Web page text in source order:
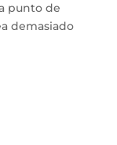
punto de
demasiado